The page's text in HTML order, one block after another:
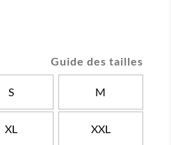
Guide des tailles
S M
XL XXL